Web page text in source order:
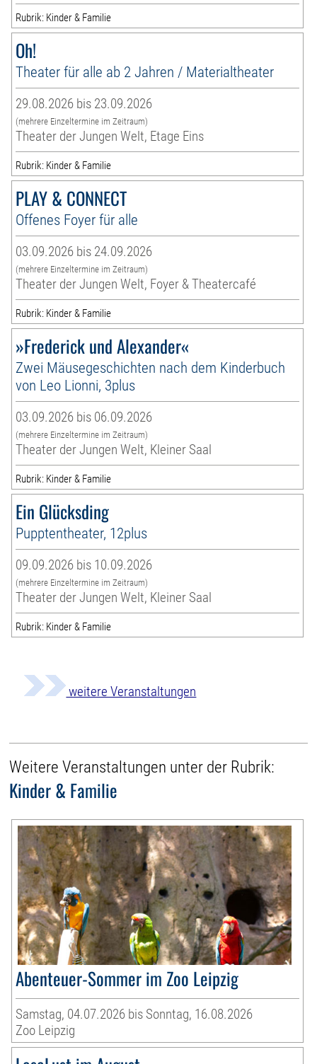
Rubrik: Kinder & Familie
Oh!
Theater für alle ab 2 Jahren / Materialtheater
29.08.2026 bis 23.09.2026
(mehrere Einzeltermine im Zeitraum)
Theater der Jungen Welt, Etage Eins
Rubrik: Kinder & Familie
PLAY & CONNECT
Offenes Foyer für alle
03.09.2026 bis 24.09.2026
(mehrere Einzeltermine im Zeitraum)
Theater der Jungen Welt, Foyer & Theatercafé
Rubrik: Kinder & Familie
»Frederick und Alexander«
Zwei Mäusegeschichten nach dem Kinderbuch
von Leo Lionni, 3plus
03.09.2026 bis 06.09.2026
(mehrere Einzeltermine im Zeitraum)
Theater der Jungen Welt, Kleiner Saal
Rubrik: Kinder & Familie
Ein Glücksding
Pupptentheater, 12plus
09.09.2026 bis 10.09.2026
(mehrere Einzeltermine im Zeitraum)
Theater der Jungen Welt, Kleiner Saal
Rubrik: Kinder & Familie
weitere Veranstaltungen
Weitere Veranstaltungen unter der Rubrik:
Kinder & Familie
Abenteuer-Sommer im Zoo Leipzig
Samstag, 04.07.2026 bis Sonntag, 16.08.2026
Zoo Leipzig